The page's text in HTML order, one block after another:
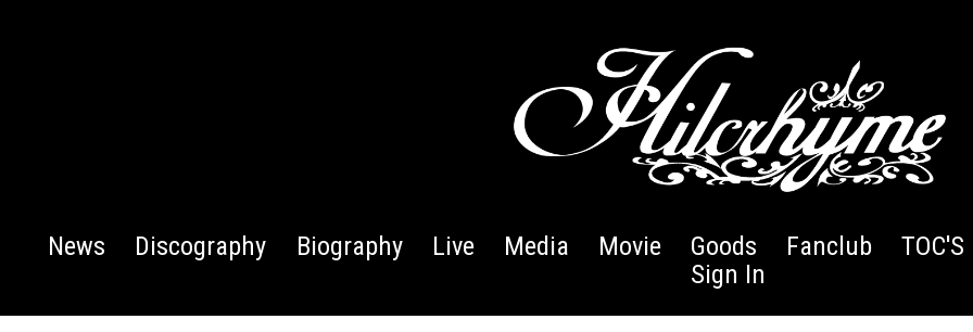
News Discography Biography Live Media Movie Goods Fanclub
Sign In